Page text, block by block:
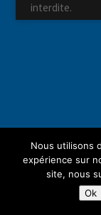
interdite.
Nous utilisons
expérience sur
site, nous
Ok